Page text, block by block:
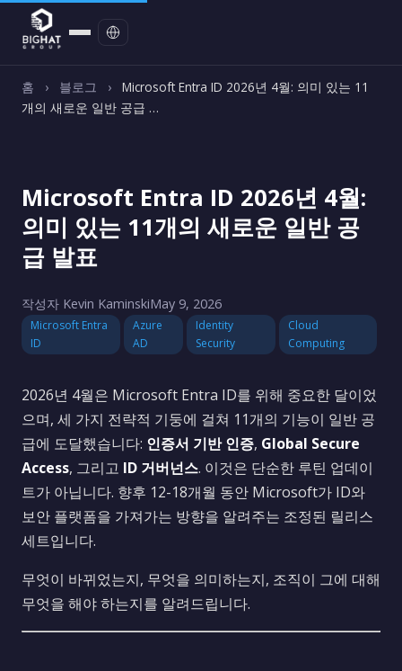
홈 › 블로그 ›
Microsoft Entra ID 2026년 4월: 의미 있는 11
개의 새로운 일반 공급 …
Microsoft Entra ID 2026년 4월:
의미 있는 11개의 새로운 일반 공
급 발표
작성자 Kevin KaminskiMay 9, 2026
Microsoft Entra
ID
Azure
AD
Identity
Security
Cloud
Computing
2026년 4월은 Microsoft Entra ID를 위해 중요한 달이었
으며, 세 가지 전략적 기둥에 걸쳐 11개의 기능이 일반 공
급에 도달했습니다: 인증서 기반 인증, Global Secure
Access, 그리고 ID 거버넌스. 이것은 단순한 루틴 업데이
트가 아닙니다. 향후 12-18개월 동안 Microsoft가 ID와
보안 플랫폼을 가져가는 방향을 알려주는 조정된 릴리스
세트입니다.
무엇이 바뀌었는지, 무엇을 의미하는지, 조직이 그에 대해
무엇을 해야 하는지를 알려드립니다.